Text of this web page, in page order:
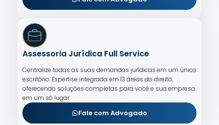
Assessoria Jurídica Full Service
Centralize todas as suas demandas jurídicas em um único
escritório. Expertise integrada em 13 áreas do direito,
oferecendo soluções completas para você e sua empresa
em um só lugar.
Fale com Advogado